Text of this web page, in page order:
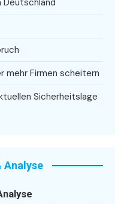
mehr Firmen scheitern
Sicherheitslage
Analyse